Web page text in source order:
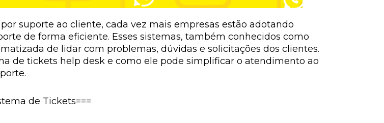
suporte ao cliente, cada vez mais empresas estão adotando
de forma eficiente. Esses sistemas, também conhecidos como
de lidar com problemas, dúvidas e solicitações dos clientes.
de tickets help desk e como ele pode simplificar o atendimento ao
de Tickets===